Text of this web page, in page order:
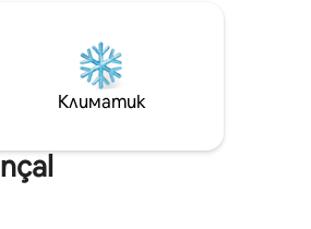
отвежда до тиха
вана, мивка и тоалетна.
са спално бельо и кърпи.
Климатик